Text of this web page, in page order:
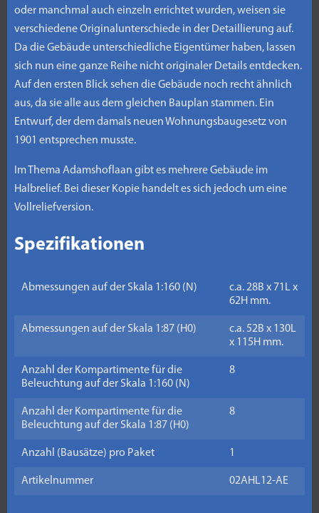
oder manchmal auch einzeln errichtet wurden, weisen sie
verschiedene Originalunterschiede in der Detaillierung auf.
Da die Gebäude unterschiedliche Eigentümer haben, lassen
sich nun eine ganze Reihe nicht originaler Details entdecken.
Auf den ersten Blick sehen die Gebäude noch recht ähnlich
aus, da sie alle aus dem gleichen Bauplan stammen. Ein
Entwurf, der dem damals neuen Wohnungsbaugesetz von
1901 entsprechen musste.
Im Thema Adamshoflaan gibt es mehrere Gebäude im
Halbrelief. Bei dieser Kopie handelt es sich jedoch um eine
Vollreliefversion.
Spezifikationen
Abmessungen auf der Skala 1:160 (N)
c.a. 28B x 71L x
62H mm.
Abmessungen auf der Skala 1:87 (H0)
c.a. 52B x 130L
x 115H mm.
Anzahl der Kompartimente für die
Beleuchtung auf der Skala 1:160 (N)
8
Anzahl der Kompartimente für die
Beleuchtung auf der Skala 1:87 (H0)
8
Anzahl (Bausätze) pro Paket 1
Artikelnummer 02AHL12-AE